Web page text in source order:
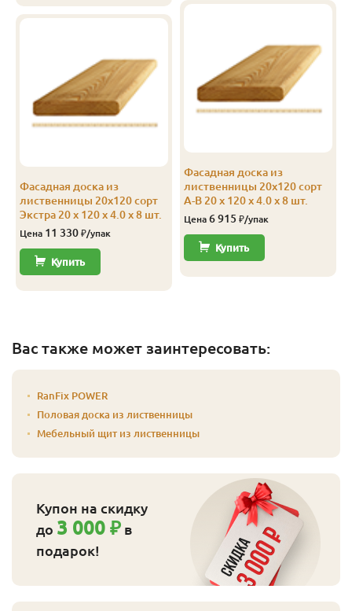
Фасадная доска из
лиственницы 20х120 сорт
Экстра 20 x 120 x 4.0 x 8 шт.
Цена 11 330 ₽/упак
Купить
Фасадная доска из
лиственницы 20х120 сорт
А-В 20 x 120 x 4.0 x 8 шт.
Цена 6 915 ₽/упак
Купить
Вас также может заинтересовать:
RanFix POWER
Половая доска из лиственницы
Мебельный щит из лиственницы
Купон на скидку
до 3 000 ₽ в
подарок!